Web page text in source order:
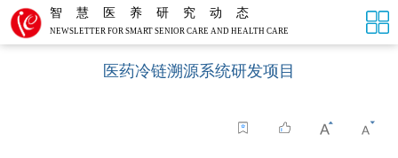
智慧医养研究动态
NEWSLETTER FOR SMART SENIOR CARE AND HEALTH CARE
医药冷链溯源系统研发项目